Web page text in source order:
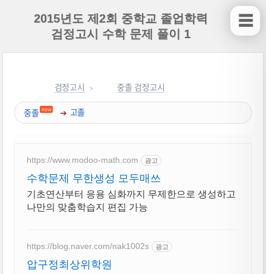
2015년도 제2회 중학교 졸업학력
검정고시 수학 문제 풀이 1
검정고시 중졸 검정고시
중졸 now 고졸
https://www.modoo-math.com 광고
수학문제 무한생성 모두매쓰
기초연산부터 응용 심화까지 무제한으로 생성하고
나만의 맞춤학습지 편집 가능
https://blog.naver.com/nak1002s 광고
압구정최상위학원
☰